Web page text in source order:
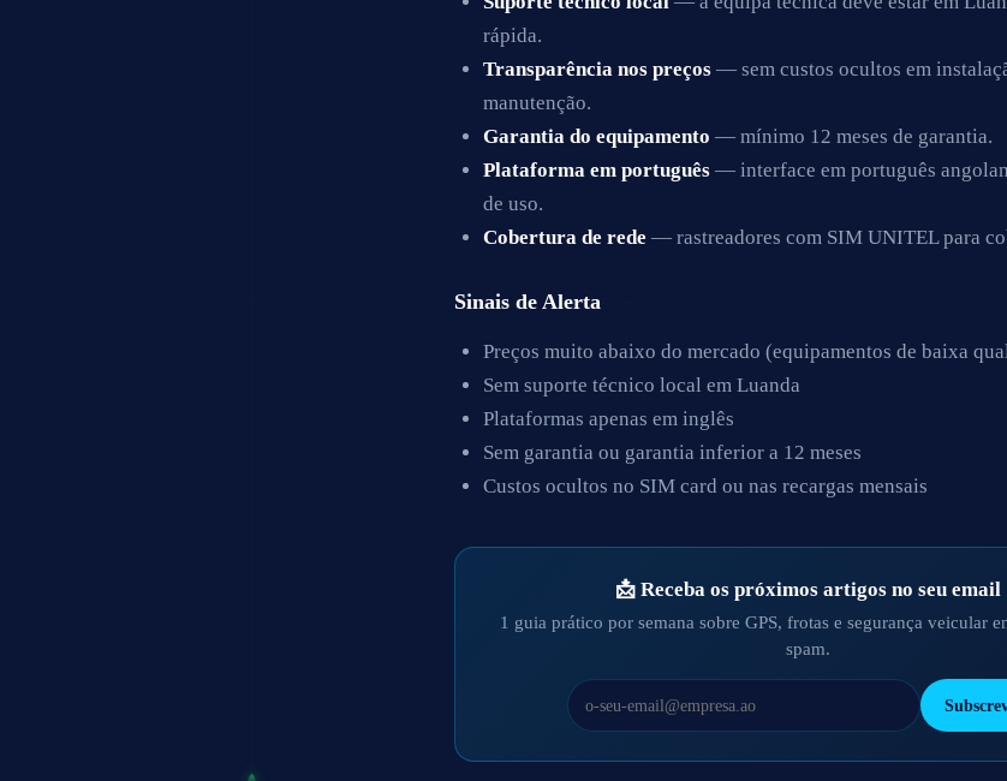
rápida.
Transparência nos preços — sem custos ocultos em
manutenção.
Garantia do equipamento — mínimo 12 meses de garantia.
Plataforma em português — interface em português
de uso.
Cobertura de rede — rastreadores com SIM UNITEL para
Sinais de Alerta
Preços muito abaixo do mercado (equipamentos de baixa
Sem suporte técnico local em Luanda
Plataformas apenas em inglês
Sem garantia ou garantia inferior a 12 meses
Custos ocultos no SIM card ou nas recargas mensais
📩 Receba os próximos artigos no seu email
1 guia prático por semana sobre GPS, frotas e segurança veicular
spam.